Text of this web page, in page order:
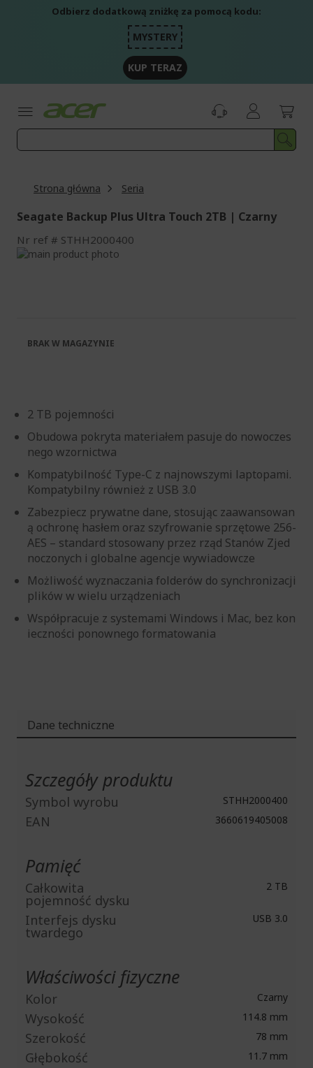
Odbierz dodatkową zniżkę za pomocą kodu:
MYSTERY
KUP TERAZ
Strona główna Seria
Seagate Backup Plus Ultra Touch 2TB | Czarny
Nr ref STHH2000400
Przejdź
2 TB pojemności
Obudowa pokryta materiałem pasuje do nowoczes
nego wzornictwa
Kompatybilność Type-C z najnowszymi laptopami.
Kompatybilny również z USB 3.0
Zabezpiecz prywatne dane, stosując zaawansowan
ą ochronę hasłem oraz szyfrowanie sprzętowe 256-
AES – standard stosowany przez rząd Stanów Zjed
noczonych i globalne agencje wywiadowcze
Możliwość wyznaczania folderów do synchronizacji
plików w wielu urządzeniach
Współpracuje z systemami Windows i Mac, bez kon
ieczności ponownego formatowania
BRAK W MAGAZYNIE
Dane techniczne
Szczegóły produktu
Symbol wyrobu STHH2000400
EAN 3660619405008
Pamięć
Całkowita
pojemność dysku
2 TB
Interfejs dysku
twardego
USB 3.0
Właściwości fizyczne
Kolor Czarny
Wysokość 114.8 mm
Szerokość 78 mm
Głębokość 11.7 mm